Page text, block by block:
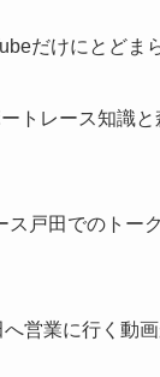
だけにとどま
トレース知識
戸田でのトー
営業に行く動